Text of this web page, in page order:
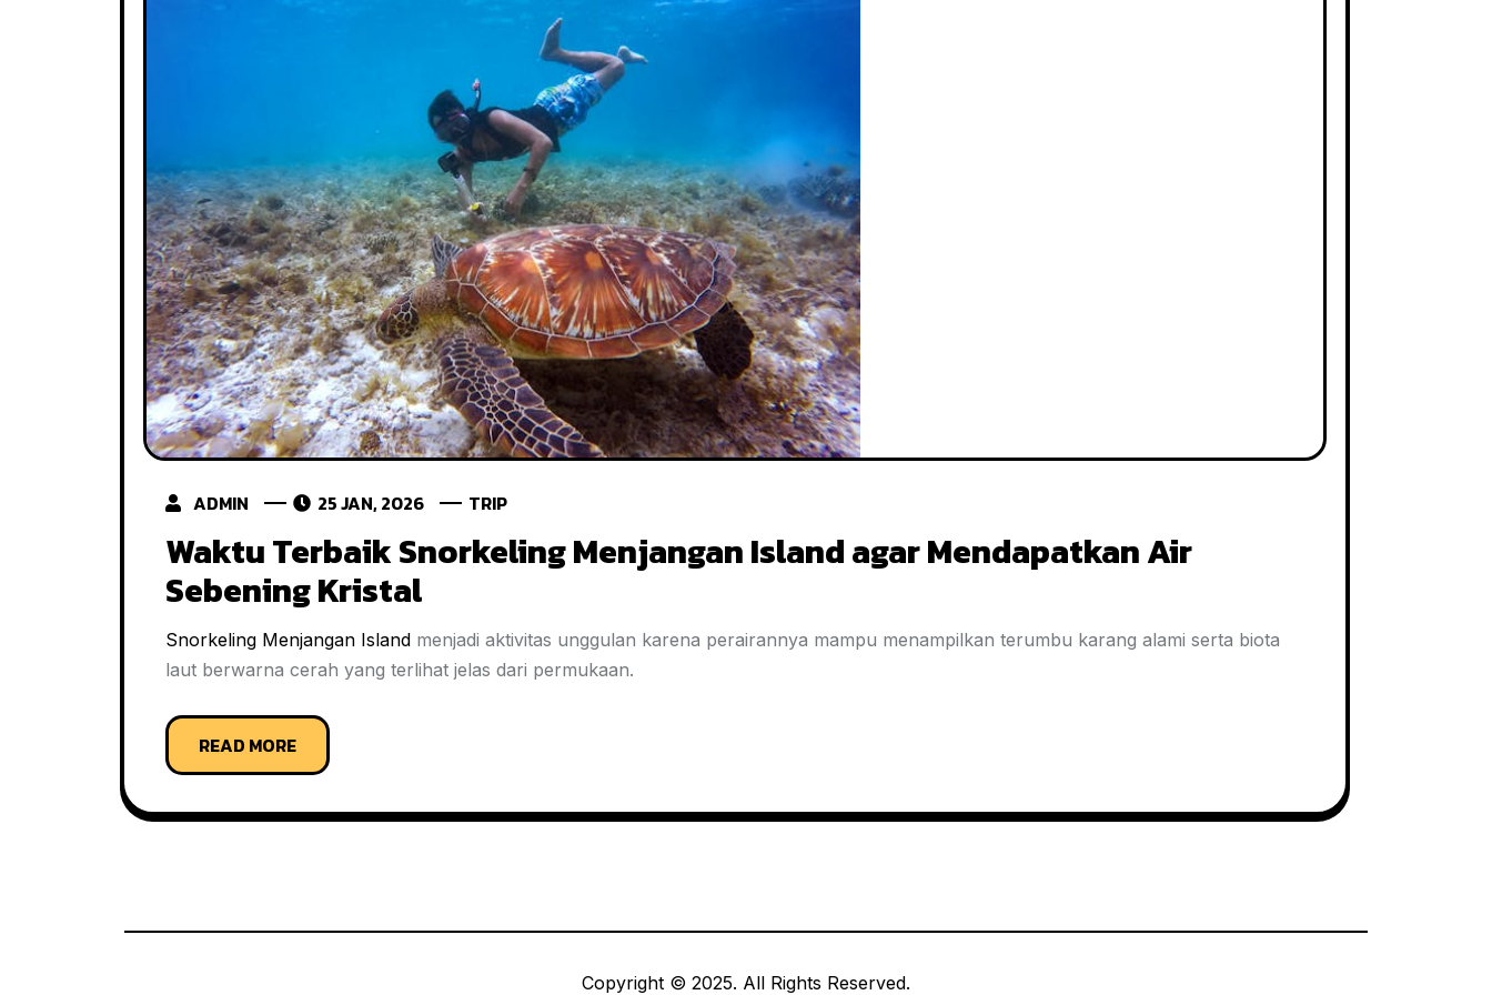
ADMIN 25 JAN, 2026 TRIP
Waktu Terbaik Snorkeling Menjangan Island agar Mendapatkan Air
Sebening Kristal
Snorkeling Menjangan Island menjadi aktivitas unggulan karena perairannya mampu menampilkan terumbu karang alami serta biota
laut berwarna cerah yang terlihat jelas dari permukaan.
READ MORE